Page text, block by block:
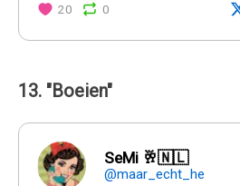
20 0
13. "Boeien"
SeMi 🥂🇳🇱
@maar_echt_he